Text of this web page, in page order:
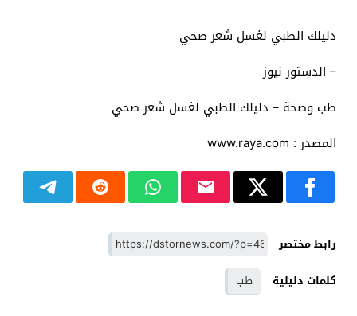
دليلك الطبي لغسل شعر صحي
– الدستور نيوز
طب وصحة – دليلك الطبي لغسل شعر صحي
المصدر : www.raya.com
رابط مختصر
كلمات دليلية
طب